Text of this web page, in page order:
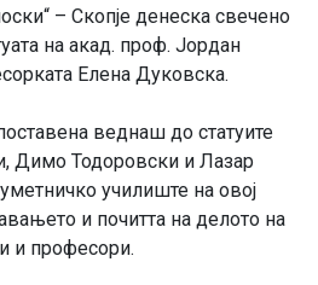
– Скопје денеска свечено
на акад. проф. Јордан
Елена Дуковска.
веднаш до статуите
Димо Тодоровски и Лазар
училиште на овој
и почитта на делото на
и професори.